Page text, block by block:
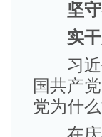
坚
实干
习近平
国共产
党为什